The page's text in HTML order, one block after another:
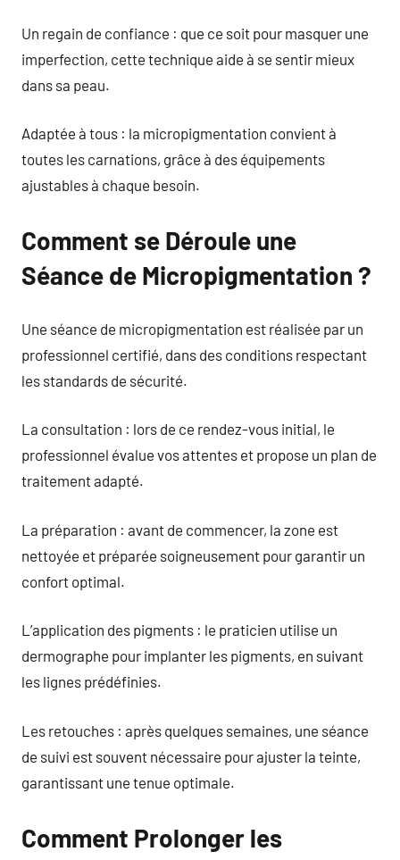
Un regain de confiance : que ce soit pour masquer une
imperfection, cette technique aide à se sentir mieux
dans sa peau.
Adaptée à tous : la micropigmentation convient à
toutes les carnations, grâce à des équipements
ajustables à chaque besoin.
Comment se Déroule une
Séance de Micropigmentation ?
Une séance de micropigmentation est réalisée par un
professionnel certifié, dans des conditions respectant
les standards de sécurité.
La consultation : lors de ce rendez-vous initial, le
professionnel évalue vos attentes et propose un plan de
traitement adapté.
La préparation : avant de commencer, la zone est
nettoyée et préparée soigneusement pour garantir un
confort optimal.
L’application des pigments : le praticien utilise un
dermographe pour implanter les pigments, en suivant
les lignes prédéfinies.
Les retouches : après quelques semaines, une séance
de suivi est souvent nécessaire pour ajuster la teinte,
garantissant une tenue optimale.
Comment Prolonger les